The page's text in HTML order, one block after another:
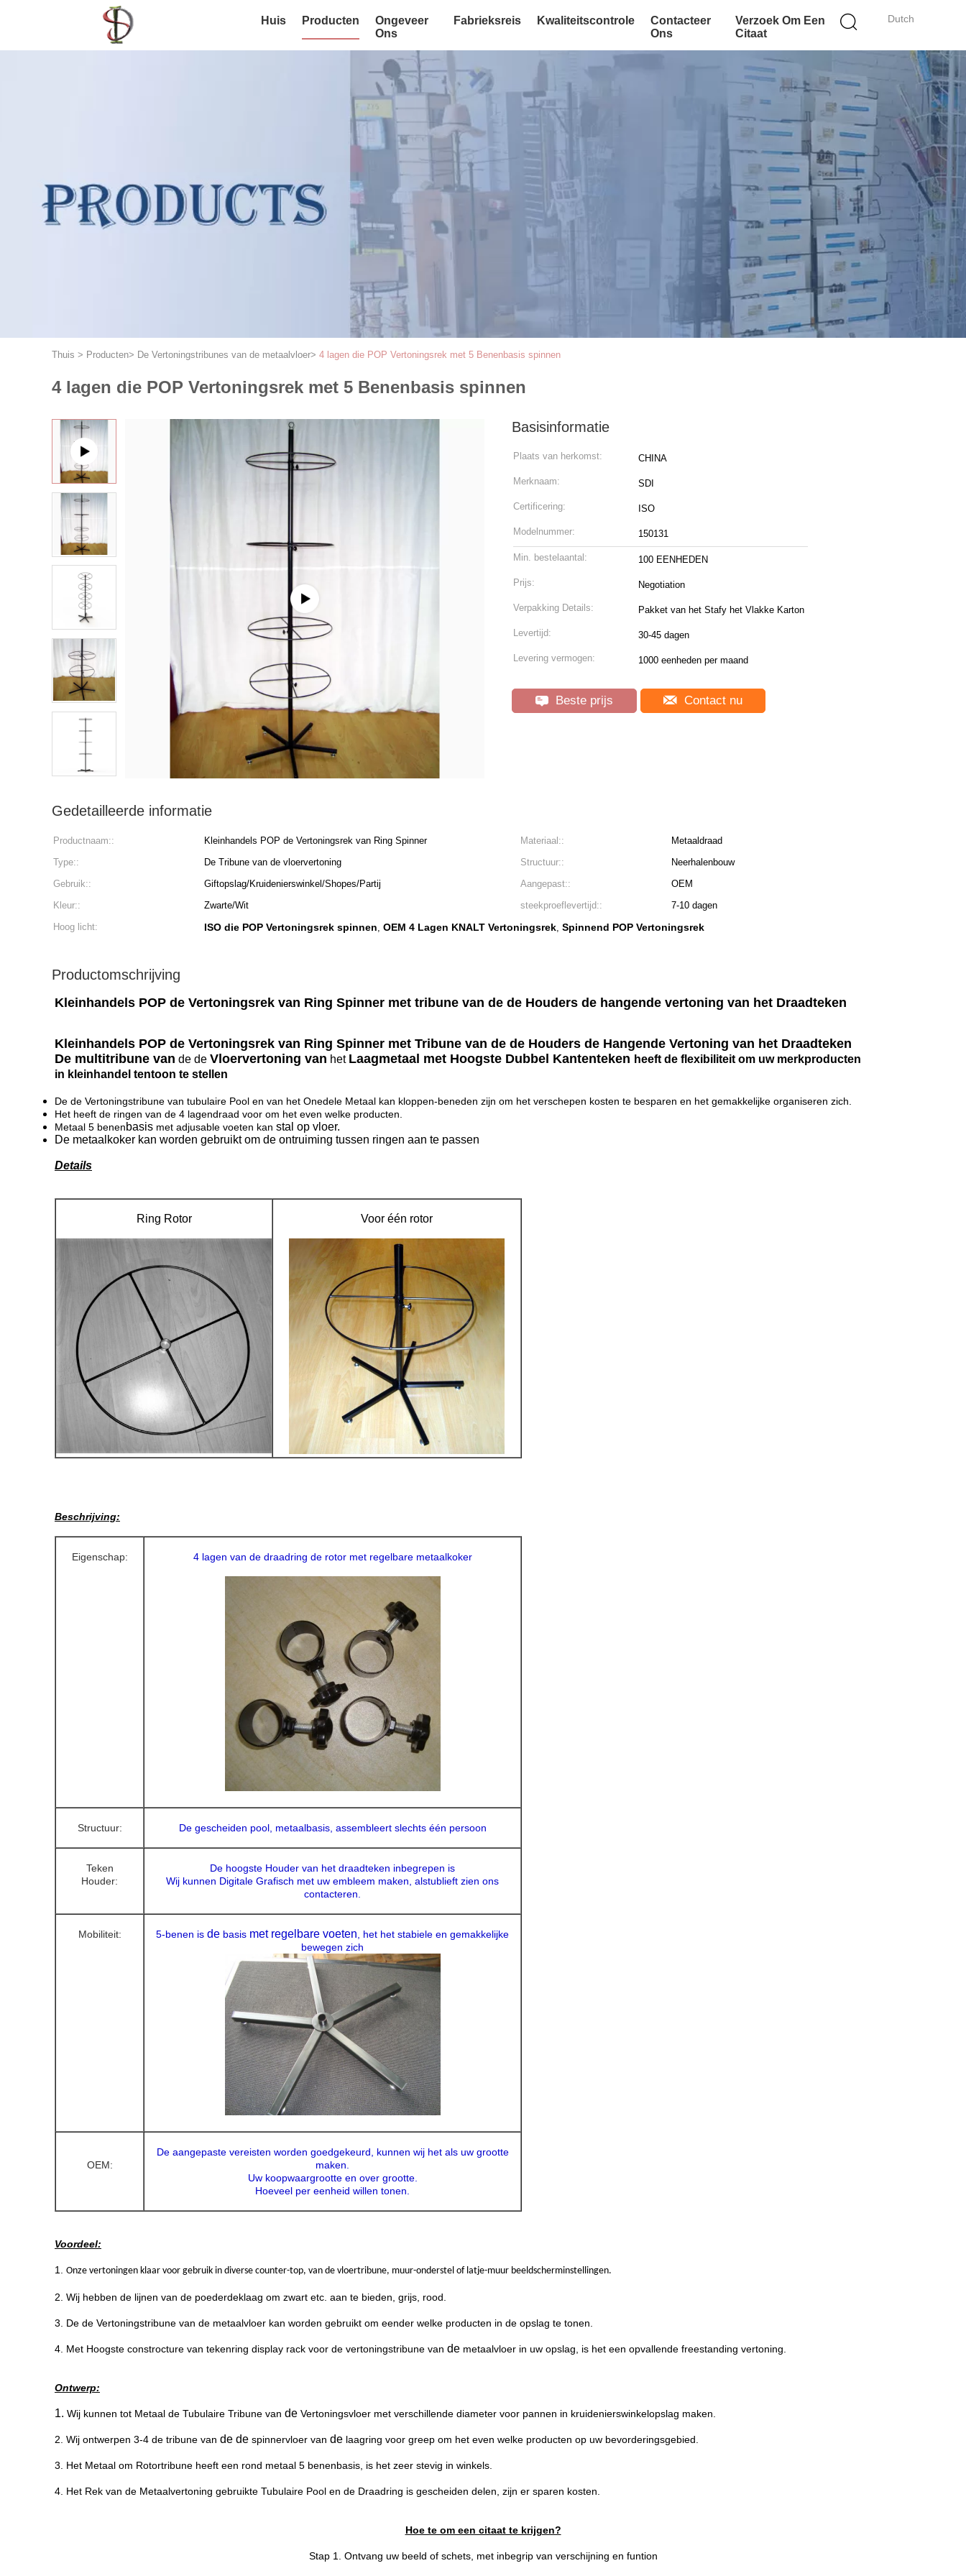
Dutch
Huis Producten
Ongeveer
Ons
Fabrieksreis Kwaliteitscontrole
Contacteer
Ons
Verzoek Om Een
Citaat
Thuis > Producten> De Vertoningstribunes van de metaalvloer> 4 lagen die POP Vertoningsrek met 5 Benenbasis spinnen
4 lagen die POP Vertoningsrek met 5 Benenbasis spinnen
Basisinformatie
Plaats van herkomst: CHINA
Merknaam: SDI
Certificering: ISO
Modelnummer: 150131
Min. bestelaantal: 100 EENHEDEN
Prijs: Negotiation
Verpakking Details: Pakket van het Stafy het Vlakke Karton
Levertijd: 30-45 dagen
Levering vermogen: 1000 eenheden per maand
Beste prijs Contact nu
Gedetailleerde informatie
Productnaam:: Kleinhandels POP de Vertoningsrek van Ring Spinner Materiaal::
Metaaldraad
Type::
De Tribune van de vloervertoning Structuur::
Neerhalenbouw
Gebruik::
Giftopslag/Kruidenierswinkel/Shopes/Partij Aangepast::
OEM
Kleur::
Zwarte/Wit steekproeflevertijd::
7-10 dagen
Hoog licht:
ISO die POP Vertoningsrek spinnen, OEM 4 Lagen KNALT Vertoningsrek, Spinnend POP Vertoningsrek
Productomschrijving
Kleinhandels POP de Vertoningsrek van Ring Spinner met tribune van de de Houders de hangende vertoning van het Draadteken
Kleinhandels POP de Vertoningsrek van Ring Spinner met Tribune van de de Houders de Hangende Vertoning van het Draadteken
De multitribune van de de Vloervertoning van het Laagmetaal met Hoogste Dubbel Kantenteken heeft de flexibiliteit om uw merkproducten
in kleinhandel tentoon te stellen
De de Vertoningstribune van tubulaire Pool en van het Onedele Metaal kan kloppen-beneden zijn om het verschepen kosten te besparen en het gemakkelijke organiseren zich.
Het heeft de ringen van de 4 lagendraad voor om het even welke producten.
Metaal 5 benenbasis met adjusable voeten kan stal op vloer.
De metaalkoker kan worden gebruikt om de ontruiming tussen ringen aan te passen
Details
Ring Rotor Voor één rotor
Beschrijving:
Eigenschap: 4 lagen van de draadring de rotor met regelbare metaalkoker
Structuur: De gescheiden pool, metaalbasis, assembleert slechts één persoon
Teken
Houder:
De hoogste Houder van het draadteken inbegrepen is
Wij kunnen Digitale Grafisch met uw embleem maken, alstublieft zien ons
contacteren.
Mobiliteit: 5-benen is de basis met regelbare voeten , het het stabiele en gemakkelijke
bewegen zich
OEM:
De aangepaste vereisten worden goedgekeurd, kunnen wij het als uw grootte
maken.
Uw koopwaargrootte en over grootte.
Hoeveel per eenheid willen tonen.
Voordeel:
1. Onze vertoningen klaar voor gebruik in diverse counter-top, van de vloertribune, muur-onderstel of latje-muur beeldscherminstellingen.
2. Wij hebben de lijnen van de poederdeklaag om zwart etc. aan te bieden, grijs, rood.
3. De de Vertoningstribune van de metaalvloer kan worden gebruikt om eender welke producten in de opslag te tonen.
4. Met Hoogste constrocture van tekenring display rack voor de vertoningstribune van de metaalvloer in uw opslag, is het een opvallende freestanding vertoning.
Ontwerp:
1. Wij kunnen tot Metaal de Tubulaire Tribune van de Vertoningsvloer met verschillende diameter voor pannen in kruidenierswinkelopslag maken.
2. Wij ontwerpen 3-4 de tribune van de de spinnervloer van de laagring voor greep om het even welke producten op uw bevorderingsgebied.
3. Het Metaal om Rotortribune heeft een rond metaal 5 benenbasis, is het zeer stevig in winkels
4. Het Rek van de Metaalvertoning gebruikte Tubulaire Pool en de Draadring is gescheiden delen, zijn er sparen kosten.
Hoe te om een citaat te krijgen?
Stap1. Ontvang uw beeld of schets, met inbegrip van verschijning en funtion